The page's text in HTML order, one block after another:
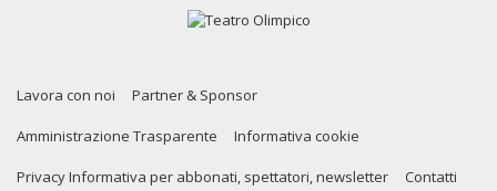
Lavora con noi Partner & Sponsor
Amministrazione Trasparente Informativa cookie
Privacy Informativa per abbonati, spettatori, newsletter Contatti